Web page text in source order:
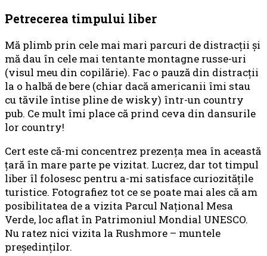
Petrecerea timpului liber
Mă plimb prin cele mai mari parcuri de distracţii şi
mă dau în cele mai tentante montagne russe-uri
(visul meu din copilărie). Fac o pauză din distracţii
la o halbă de bere (chiar dacă americanii îmi stau
cu tăvile întise pline de wisky) într-un country
pub. Ce mult îmi place că prind ceva din dansurile
lor country!
Cert este că-mi concentrez prezenţa mea în această
ţară în mare parte pe vizitat. Lucrez, dar tot timpul
liber îl folosesc pentru a-mi satisface curiozităţile
turistice. Fotografiez tot ce se poate mai ales că am
posibilitatea de a vizita Parcul Naţional Mesa
Verde, loc aflat în Patrimoniul Mondial UNESCO.
Nu ratez nici vizita la Rushmore – muntele
preşedinţilor.